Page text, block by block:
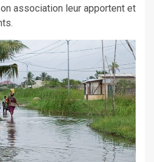
association leur apportent et